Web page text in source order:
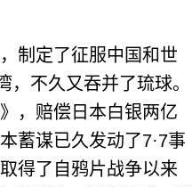
制定了征服中国和世
不久又吞并了琉球。
，赔偿日本白银两亿
蓄谋已久发动了7·7事
得了自鸦片战争以来